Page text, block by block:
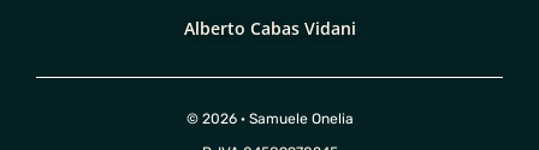
Alberto Cabas Vidani
© 2026 · Samuele Onelia